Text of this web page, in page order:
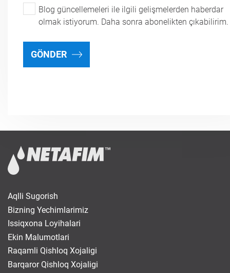
Blog güncellemeleri ile ilgili gelişmelerden haberdar
olmak istiyorum. Daha sonra abonelikten çıkabilirim.
GÖNDER
Aqlli Sugorish
Bizning Yechimlarimiz
Issiqxona Loyihalari
Ekin Malumotlari
Raqamli Qishloq Xojaligi
Barqaror Qishloq Xojaligi